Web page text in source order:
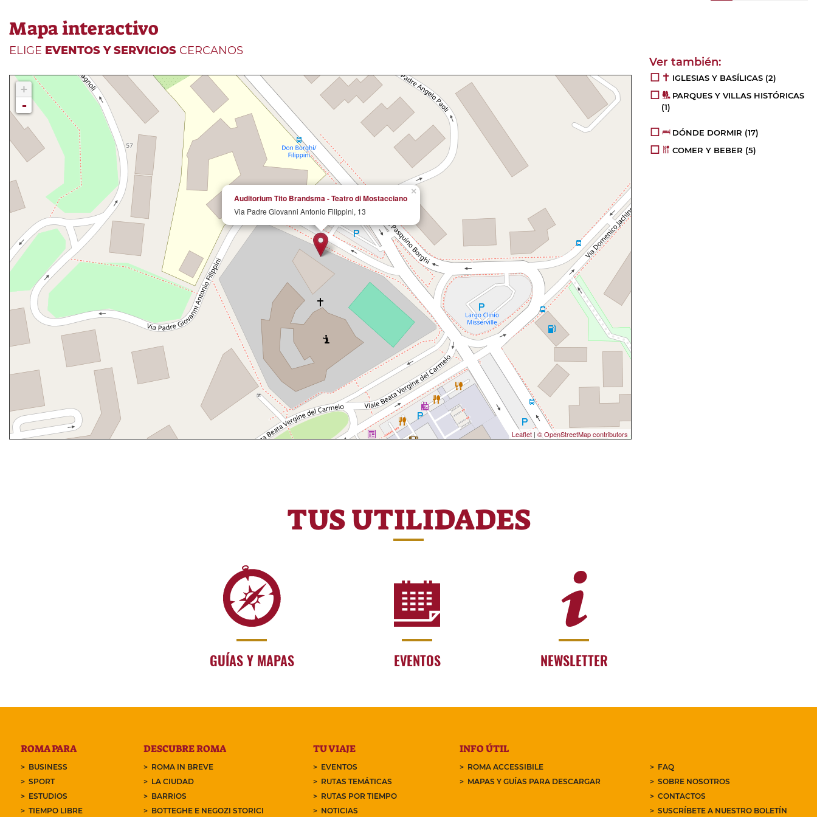
Mapa interactivo
ELIGE EVENTOS Y SERVICIOS CERCANOS
×
Auditorium Tito Brandsma - Teatro di Mostacciano
Via Padre Giovanni Antonio Filippini, 13
+
-
Leaflet | © OpenStreetMap contributors
IGLESIAS Y BASÍLICAS (2)
PARQUES Y VILLAS HISTÓRICAS
(1)
DÓNDE DORMIR (17)
COMER Y BEBER (5)
TUS UTILIDADES
GUÍAS Y MAPAS EVENTOS NEWSLETTER
ROMA PARA
BUSINESS
SPORT
ESTUDIOS
TIEMPO LIBRE
DESCUBRE ROMA
ROMA IN BREVE
LA CIUDAD
BARRIOS
BOTTEGHE E NEGOZI STORICI
TU VIAJE
EVENTOS
RUTAS TEMÁTICAS
RUTAS POR TIEMPO
NOTICIAS
INFO ÚTIL
ROMA ACCESSIBILE
MAPAS Y GUÍAS PARA DESCARGAR
FAQ
SOBRE NOSOTROS
CONTACTOS
SUSCRÍBETE A NUESTRO BOLETÍN